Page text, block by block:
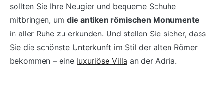
sollten Sie Ihre Neugier und bequeme Schuhe
mitbringen, um die antiken römischen Monumente
in aller Ruhe zu erkunden. Und stellen Sie sicher, dass
Sie die schönste Unterkunft im Stil der alten Römer
bekommen – eine luxuriöse Villa an der Adria.